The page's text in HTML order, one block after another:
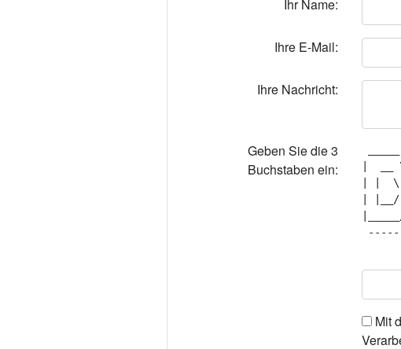
Ihr Name:
Ihre E-Mail:
Ihre Nachricht:
Geben Sie die 3
Buchstaben ein:
|
| |
|
Mit